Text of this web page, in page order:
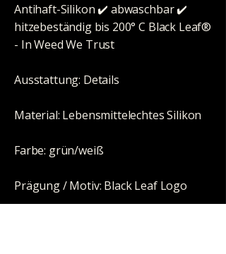
Antihaft-Silikon ✔️ abwaschbar ✔️
hitzebeständig bis 200° C Black Leaf®
- In Weed We Trust
Ausstattung: Details
Material: Lebensmittelechtes Silikon
Farbe: grün/weiß
Prägung / Motiv: Black Leaf Logo